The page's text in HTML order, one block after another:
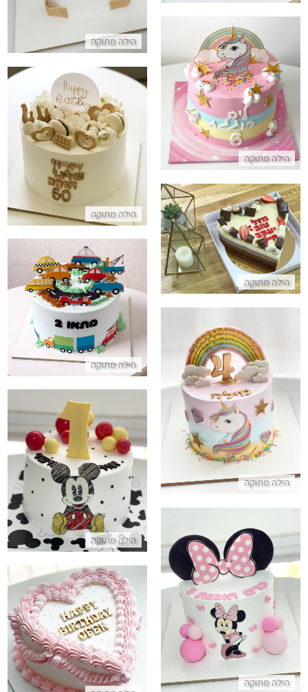
הילה מתוקה
הילה מתוקה
עוגת חד קרן
התקשר/י
הילה מתוקה
עוגת יום הולדת מעוצבת פרווה
התקשר/י
הילה מתוקה
עוגת טריקולד לב ליום האהבה
התקשר/י
הילה מתוקה
עוגת מכוניות מעוצבת
התקשר/י
הילה מתוקה
עוגת חד קרן
התקשר/י
הילה מתוקה
עוגת יום הולדת מיקי מאוס
התקשר/י
הילה מתוקה
עוגת מיני מאוס
התקשר/י עוגת זילוף בצורת לב
התקשר/י